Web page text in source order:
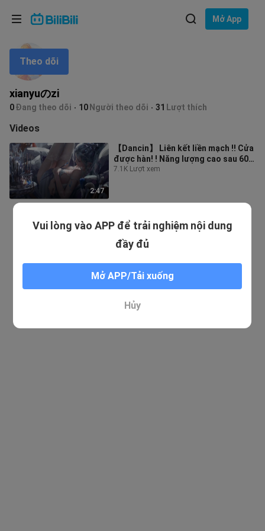
Mở App
xianyuのzi
0Đang theo dõi 10 Người theo dõi 31 Lượt thích
Theo dõi
Videos
2:47
【Dancin】 Liên kết liền mạch !! Cửa
được hàn! ! Năng lượng cao sau 60
giây! ! Bước cuối cùng! Hãy nhả
7.1K Lượt xem
Vui lòng vào APP để trải nghiệm nội dung
đầy đủ
Mở APP/Tải xuống
Hủy
Ngôn ngữ: Tiếng Việt
Lựa chọn ngôn ngữ
English
ภาษาไทย
Tiếng Việt
Bahasa Melayu